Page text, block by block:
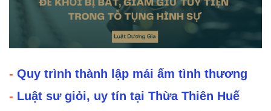
- Quy trình thành lập mái ấm tình thương
- Luật sư giỏi, uy tín tại Thừa Thiên Huế